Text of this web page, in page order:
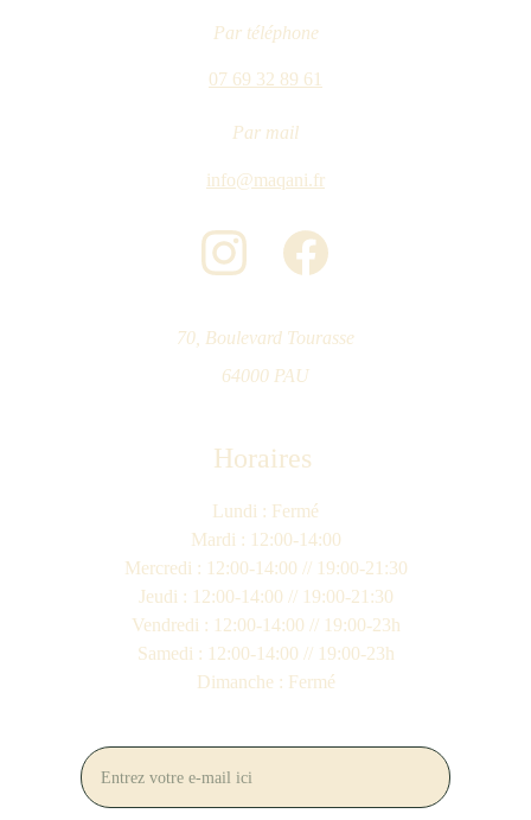
Par téléphone
info@maqani.fr
07 69 32 89 61
Par mail
Horaires
Lundi : Fermé
Mardi : 12:00-14:00
Mercredi : 12:00-14:00 // 19:00-21:30
Jeudi : 12:00-14:00 // 19:00-21:30
Vendredi : 12:00-14:00 // 19:00-23h
Samedi : 12:00-14:00 // 19:00-23h
Dimanche : Fermé
70, Boulevard Tourasse
64000 PAU